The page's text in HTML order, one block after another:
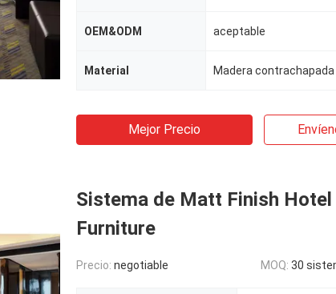
OEM&ODM aceptable
Material Madera contrachapada
Mejor Precio
Sistema de Matt Finish
Furniture
Precio: negotiable MOQ: 30